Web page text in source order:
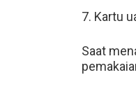
7. Kartu
Saat